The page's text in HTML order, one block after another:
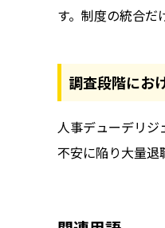
す。制度の統合だ
調査段階にお
人事デューデリ
不安に陥り大量退